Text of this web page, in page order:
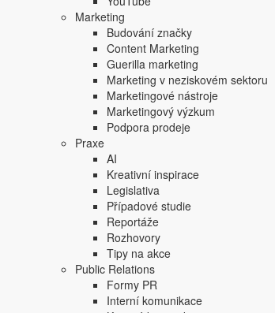
Marketing
Budování značky
Content Marketing
Guerilla marketing
Marketing v neziskovém sektoru
Marketingové nástroje
Marketingový výzkum
Podpora prodeje
Praxe
AI
Kreativní inspirace
Legislativa
Případové studie
Reportáže
Rozhovory
Tipy na akce
Public Relations
Formy PR
Interní komunikace
Součástí propagace eventů jsou
návštěvníků akce i těch, co si zaplatí
umělá krev nebo uřezané nápodoby
byli ochotni snášet někteří sponzoři.
„Aktuální události musíme
červené linie a její
otázkách neshodli, názor
neslučuje. Chtěl bych touto
dokázaly naplnit největší
Janoušek v tiskové zprávě.